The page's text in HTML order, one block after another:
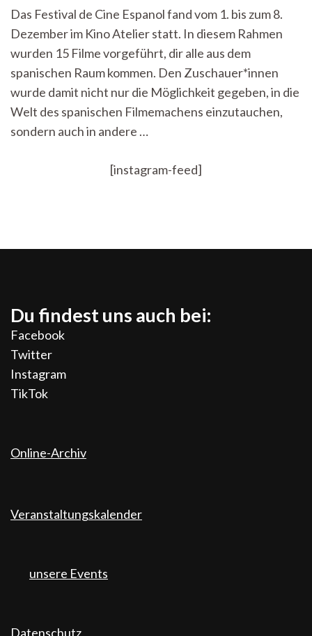
den
Augen
Rückblick
auf
das
spanische
Filmfestival
Das Festival de Cine Espanol fand vom 1. bis zum 8.
Dezember im Kino Atelier statt. In diesem Rahmen
wurden 15 Filme vorgeführt, dir alle aus dem
spanischen Raum kommen. Den Zuschauer*innen
wurde damit nicht nur die Möglichkeit gegeben, in die
Welt des spanischen Filmemachens einzutauchen,
sondern auch in andere …
[instagram-feed]
Du findest uns auch bei:
Facebook
Twitter
Instagram
TikTok
Online-Archiv
Veranstaltungskalender
unsere Events
Datenschutz